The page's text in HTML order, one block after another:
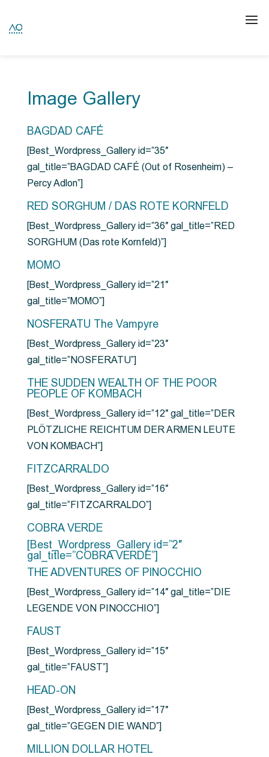
Image Gallery
BAGDAD CAFÉ
[Best_Wordpress_Gallery id=”35″
gal_title=”BAGDAD CAFÉ (Out of Rosenheim) –
Percy Adlon”]
RED SORGHUM / DAS ROTE KORNFELD
[Best_Wordpress_Gallery id=”36″ gal_title=”RED
SORGHUM (Das rote Kornfeld)”]
MOMO
[Best_Wordpress_Gallery id=”21″
gal_title=”MOMO”]
NOSFERATU The Vampyre
[Best_Wordpress_Gallery id=”23″
gal_title=”NOSFERATU”]
THE SUDDEN WEALTH OF THE POOR
PEOPLE OF KOMBACH
[Best_Wordpress_Gallery id=”12″ gal_title=”DER
PLÖTZLICHE REICHTUM DER ARMEN LEUTE
VON KOMBACH”]
FITZCARRALDO
[Best_Wordpress_Gallery id=”16″
gal_title=”FITZCARRALDO”]
COBRA VERDE
[Best_Wordpress_Gallery id=”2″
gal_title=”COBRA VERDE”]
THE ADVENTURES OF PINOCCHIO
[Best_Wordpress_Gallery id=”14″ gal_title=”DIE
LEGENDE VON PINOCCHIO”]
FAUST
[Best_Wordpress_Gallery id=”15″
gal_title=”FAUST”]
HEAD-ON
[Best_Wordpress_Gallery id=”17″
gal_title=”GEGEN DIE WAND”]
MILLION DOLLAR HOTEL